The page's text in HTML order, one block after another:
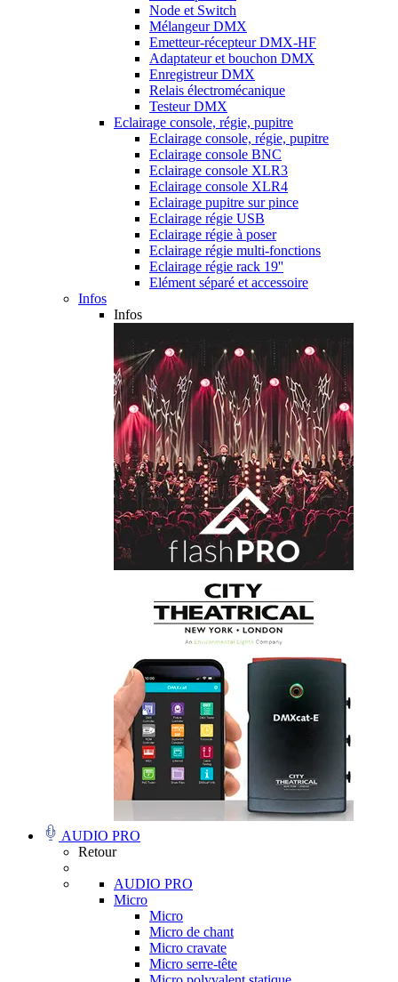
Node et Switch
Mélangeur DMX
Emetteur-récepteur DMX-HF
Adaptateur et bouchon DMX
Enregistreur DMX
Relais électromécanique
Testeur DMX
Eclairage console, régie, pupitre
Eclairage console, régie, pupitre
Eclairage console BNC
Eclairage console XLR3
Eclairage console XLR4
Eclairage pupitre sur pince
Eclairage régie USB
Eclairage régie à poser
Eclairage régie multi-fonctions
Eclairage régie rack 19''
Elément séparé et accessoire
Infos
Infos
AUDIO PRO
Retour
AUDIO PRO
Micro
Micro
Micro de chant
Micro cravate
Micro serre-tête